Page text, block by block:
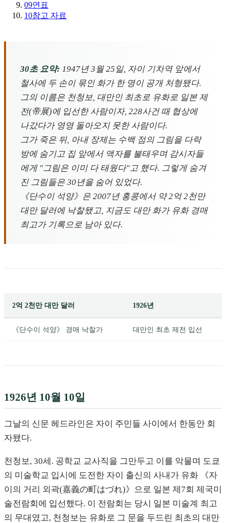
09연표
10참고 자료
30초 요약: 1947년 3월 25일, 자이 기차역 앞에서
철사에 두 손이 묶인 화가 한 명이 공개 처형됐다.
그의 이름은 천청보, 대만인 최초로 유화로 일본 제
전(帝展)에 입선한 사람이자, 228사건 때 협상에
나갔다가 영영 돌아오지 못한 사람이다.
그가 죽은 뒤, 아내 장제는 수백 점의 그림을 다락
방에 숨기고 집 앞에서 액자를 불태우며 감시자들
에게 "그림은 이미 다 태웠다"고 했다. 그렇게 숨겨
진 그림들은 30년을 숨어 있었다.
《단수이 석양》은 2007년 홍콩에서 약 2억 2천만
대만 달러에 낙찰됐고, 지금도 대만 화가 유화 경매
최고가 기록으로 남아 있다.
2억 2천만 대만 달러 1926년
《단수이 석양》 경매 낙찰가 대만인 최초 제전 입선
1926년 10월 10일
그날의 신문 헤드라인은 자이 주민들 사이에서 한동안 회
자됐다.
천청보, 30세. 공학교 교사직을 그만두고 이를 악물며 도쿄
의 미술학교 입시에 도전한 자이 출신의 사내가 유화 《자
이의 거리 외곽(嘉義の町はづれ)》으로 일본 제7회 제국미
술전람회에 입선했다. 이 전람회는 당시 일본 미술계 최고
의 무대였고, 천청보는 유화로 그 문을 두드린 최초의 대만